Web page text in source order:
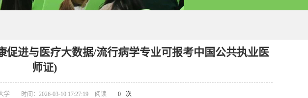
促进与医疗大数据/流行病学专业可报考中国公共执业医
师证)
学 时间：2026-03-10 17:27:19 阅读 0 次